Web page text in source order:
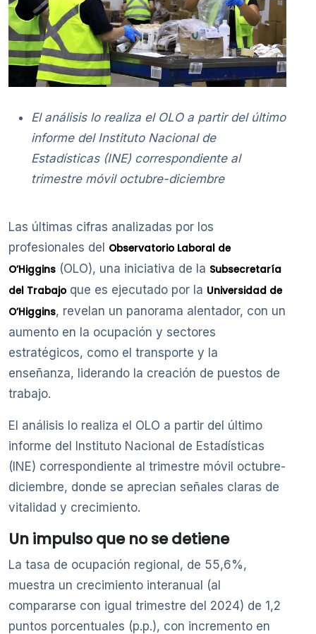
El análisis lo realiza el OLO a partir del último
informe del Instituto Nacional de
Estadísticas (INE) correspondiente al
trimestre móvil octubre-diciembre
Las últimas cifras analizadas por los
profesionales del Observatorio Laboral de
O’Higgins (OLO), una iniciativa de la Subsecretaría
del Trabajoque es ejecutado por la Universidad de
O’Higgins, revelan un panorama alentador, con un
aumento en la ocupación y sectores
estratégicos, como el transporte y la
enseñanza, liderando la creación de puestos de
trabajo.
El análisis lo realiza el OLO a partir del último
informe del Instituto Nacional de Estadísticas
(INE) correspondiente al trimestre móvil octubre-
diciembre, donde se aprecian señales claras de
vitalidad y crecimiento.
Un impulso que no se detiene
La tasa de ocupación regional, de 55,6%,
muestra un crecimiento interanual (al
compararse con igual trimestre del 2024) de 1,2
puntos porcentuales (p.p.), con incremento en